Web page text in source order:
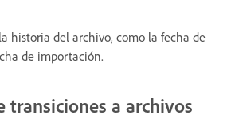
historia del archivo, como la fecha de
de importación.
transiciones a archivos